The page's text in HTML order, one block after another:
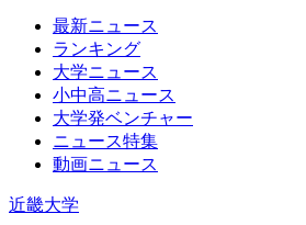
最新ニュース
ランキング
大学ニュース
小中高ニュース
大学発ベンチャー
ニュース特集
動画ニュース
近畿大学